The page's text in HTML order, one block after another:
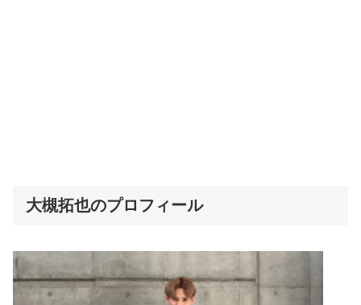
大槻拓也のプロフィール